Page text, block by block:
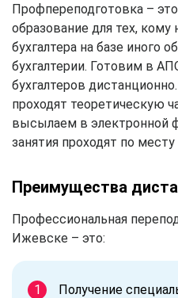
Профпереподготовка –
образование для тех,
бухгалтера на базе иного
бухгалтерии. Готовим в
бухгалтеров
проходят теоретическую
высылаем в электронной
занятия проходят по
Преимущества
Профессиональная
Ижевске – это:
Получение